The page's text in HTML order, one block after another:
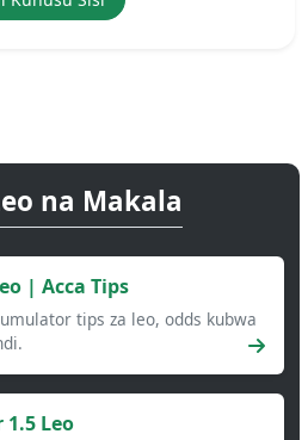
na Makala
| Acca Tips
tips za leo, odds kubwa
Leo